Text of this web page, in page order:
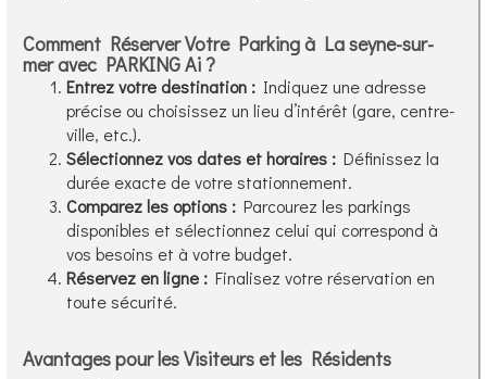
Comment Réserver Votre Parking à La seyne-sur-
mer avec PARKING Ai ?
Entrez votre destination : Indiquez une adresse
précise ou choisissez un lieu d’intérêt (gare, centre-
ville, etc.).
Sélectionnez vos dates et horaires : Définissez la
durée exacte de votre stationnement.
Comparez les options : Parcourez les parkings
disponibles et sélectionnez celui qui correspond à
vos besoins et à votre budget.
Réservez en ligne : Finalisez votre réservation en
toute sécurité.
Avantages pour les Visiteurs et les Résidents